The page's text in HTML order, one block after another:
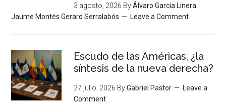
3 agosto, 2026 ByÁlvaro García Linera
Jaume Montés Gerard Serralabós
Leave a Comment
Escudo de las Américas, ¿la
síntesis de la nueva derecha?
27 julio, 2026 ByGabriel Pastor
Leave a
Comment